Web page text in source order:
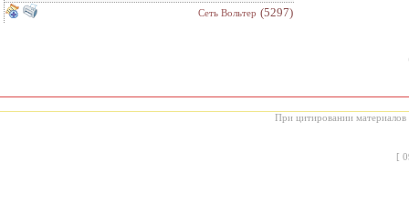
Сеть Вольтер (5297)
При цитировании материалов
[